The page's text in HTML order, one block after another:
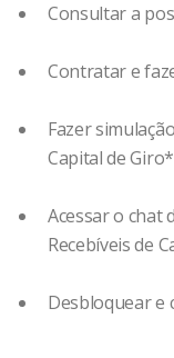
Consultar a
Contratar e
Fazer
Capital de Giro*
Acessar o chat
Recebíveis de
Desbloquear e